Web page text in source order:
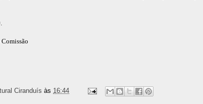
Ciranduís às 16:44